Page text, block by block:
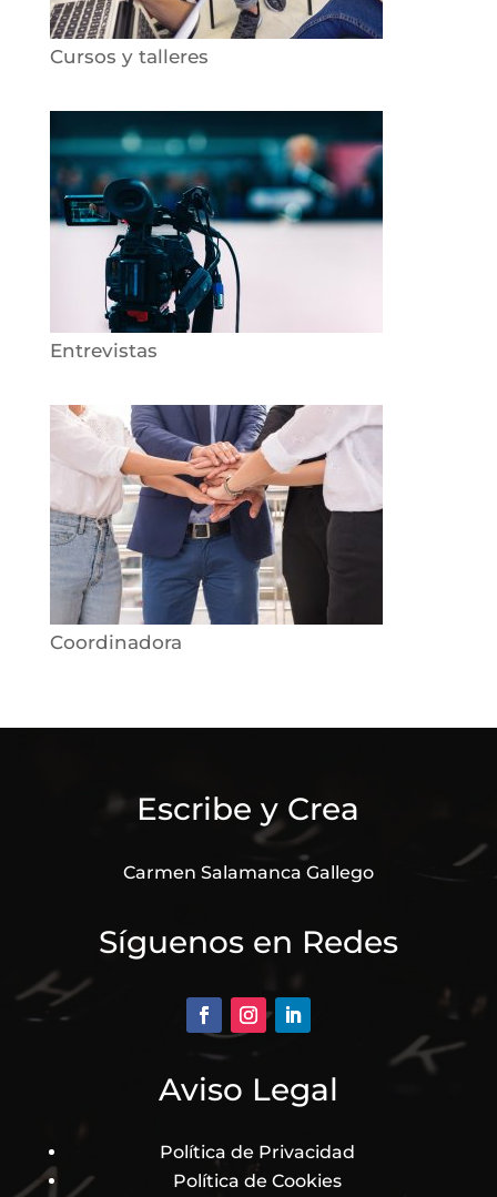
Cursos y talleres
Entrevistas
Coordinadora
Escribe y Crea
Carmen Salamanca Gallego
Síguenos en Redes
Aviso Legal
Política de Privacidad
Política de Cookies